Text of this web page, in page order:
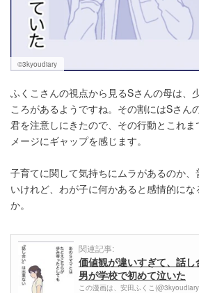
©3kyoudiary
ふくこさんの視点から見るSさんの母は、
ころがあるようですね。その割にはSさん
君を注意しにきたので、その行動とこれ
メージにギャップを感じます。
子育てに関して気持ちにムラがあるのか
いけれど、わが子に何かあると感情的にな
か。
関連記事:
価値観が違いすぎて、話
男が学校で初めて泣いた
この漫画は、安田ふくこ